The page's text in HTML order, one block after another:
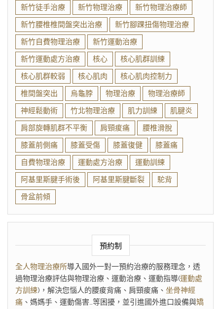
新竹徒手治療 新竹物理治療
新竹物理治療師
新竹腰椎椎間盤突出治療
新竹腳踝扭傷物理治療
新竹自費物理治療
新竹運動治療
新竹運動處方治療
核心
核心肌群訓練
核心肌群較弱
核心肌肉
核心肌肉控制力
椎間盤突出
烏龜脖 物理治療
物理治療師
神經鬆動術
竹北物理治療 肌力訓練
肌腱炎
肩部旋轉肌群不平衡
肩頸痠痛
腰椎滑脫
膝蓋前側痛
膝蓋受傷 膝蓋復健
膝蓋痛
自費物理治療
運動處方治療
運動訓練
阿基里斯腱手術後
阿基里斯腱斷裂
駝背
骨盆前傾
預約制
全人物理治療所導入國外一對一預約治療的服務理念，透
過物理治療評估與物理治療、運動治療、運動指導(運動處
方訓練)，解決您惱人的腰痠背痛、肩頸痠痛、 坐骨神經
痛 、媽媽手、運動傷害…等困擾，並引進國外進口設備與矯